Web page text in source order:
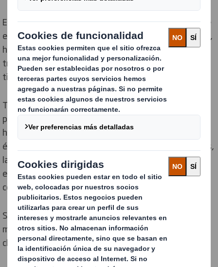
El packaging consigue mucho más, desde hacer posible
el crecimiento en canales de venta de rápido desarrollo,
hasta gestionar la acelerada transformación del Retail
tradicional y reforzar la disponibilidad de producto en
tienda.
Todas los negocios necesitan ventas. Es vital para que
puedan seguir adelante. Contamos con un largo
historial a la hora de ayudar a los clientes a alcanzar el
éxito a través de un crecimiento marcado de las ventas,
lanzamientos de productos exitosos, promociones
excepcionales, explorando nuevas estrategias
comerciales y mucho más.
Si quieres saber cómo podemos ayudarte a vender
más,contacta con nosotroso averigua más sobre los
clientes a los que ya estamos ayudando.